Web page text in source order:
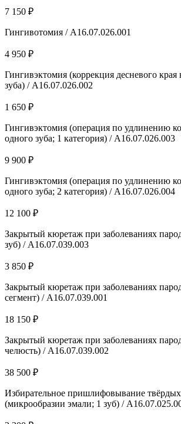
7 150 ₽
Гингивотомия / А16.07.026.001
4 950 ₽
Гингивэктомия (коррекция десневого края
зуба) / А16.07.026.002
1 650 ₽
Гингивэктомия (операция по удлинению
одного зуба; 1 категория) / А16.07.026.003
9 900 ₽
Гингивэктомия (операция по удлинению
одного зуба; 2 категория) / А16.07.026.004
12 100 ₽
Закрытый кюретаж при заболеваниях
зуб) / А16.07.039.003
3 850 ₽
Закрытый кюретаж при заболеваниях
сегмент) / А16.07.039.001
18 150 ₽
Закрытый кюретаж при заболеваниях
челюсть) / А16.07.039.002
38 500 ₽
Избирательное пришлифовывание твёрдых
(микрообразии эмали; 1 зуб) /